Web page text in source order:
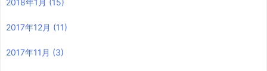
2017年12月 (11)
2017年11月 (3)